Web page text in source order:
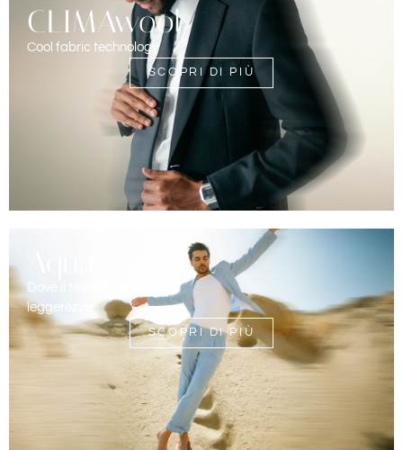
CLIMAwool
Cool fabric technology
SCOPRI DI PIÙ
leggerezza
SCOPRI DI PIÙ